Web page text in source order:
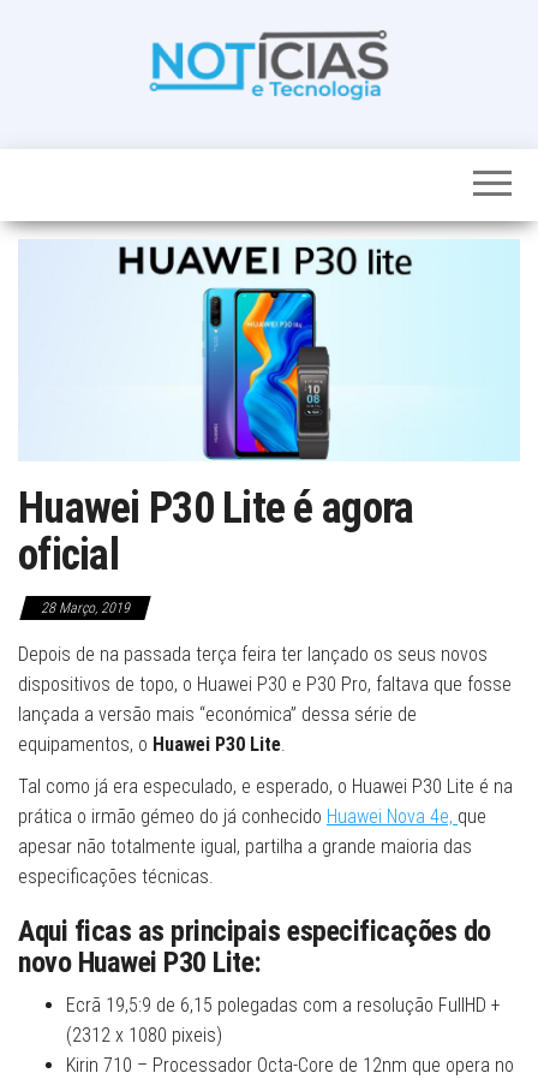
noticias de
num só lugar
Huawei P30 Lite é agora
oficial
28 Março, 2019
Depois de na passada terça feira ter lançado os seus novos
dispositivos de topo, o Huawei P30 e P30 Pro, faltava que fosse
lançada a versão mais “económica” dessa série de
equipamentos, o Huawei P30 Lite.
Tal como já era especulado, e esperado, o Huawei P30 Lite é na
prática o irmão gémeo do já conhecido Huawei Nova 4e, que
apesar não totalmente igual, partilha a grande maioria das
especificações técnicas.
Aqui ficas as principais especificações do
novo Huawei P30 Lite:
Ecrã 19,5:9 de 6,15 polegadas com a resolução FullHD +
(2312 x 1080 pixeis)
Kirin 710 – Processador Octa-Core de 12nm que opera no